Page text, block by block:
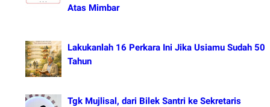
Atas Mimbar
Lakukanlah 16 Perkara Ini Jika Usiamu Sudah 50
Tahun
Tgk Mujlisal, dari Bilek Santri ke Sekretaris